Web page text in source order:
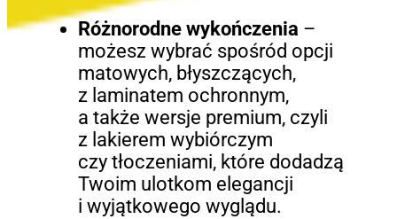
Różnorodne wykończenia –
możesz wybrać spośród opcji
matowych, błyszczących,
z laminatem ochronnym,
a także wersje premium, czyli
z lakierem wybiórczym
czy tłoczeniami, które dodadzą
Twoim ulotkom elegancji
i wyjątkowego wyglądu.